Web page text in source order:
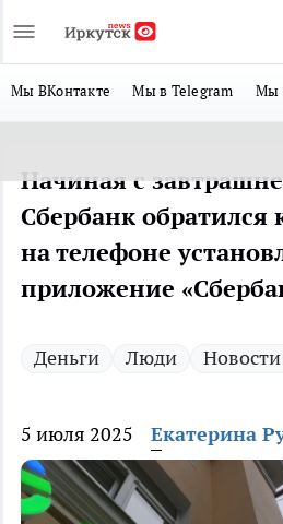
Мы ВКонтакте Мы в Telegram Мы
Начиная с
Сбербанк обратился
на телефоне
приложение
Деньги Люди
5 июля 2025 Екатерина